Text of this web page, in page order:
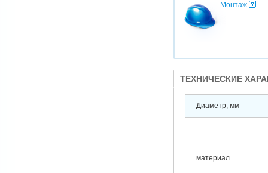
Монтаж
ТЕХНИЧЕСКИЕ
Диаметр, мм
материал